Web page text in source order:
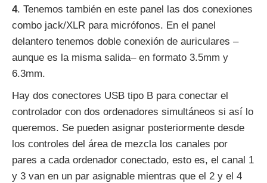
4. Tenemos también en este panel las dos conexiones
combo jack/XLR para micrófonos. En el panel
delantero tenemos doble conexión de auriculares –
aunque es la misma salida– en formato 3.5mm y
6.3mm.
Hay dos conectores USB tipo B para conectar el
controlador con dos ordenadores simultáneos si así lo
queremos. Se pueden asignar posteriormente desde
los controles del área de mezcla los canales por
pares a cada ordenador conectado, esto es, el canal 1
y 3 van en un par asignable mientras que el 2 y el 4